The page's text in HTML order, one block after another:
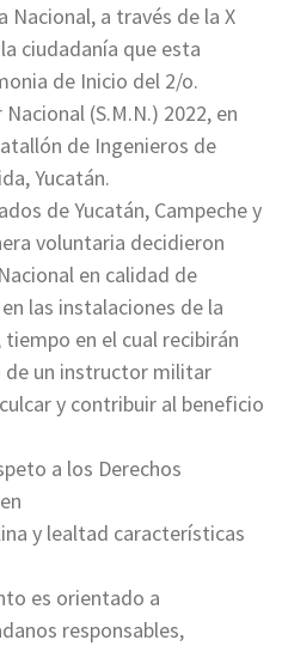
Nacional, a través de la X
ciudadanía que esta
de Inicio del 2/o.
(S.M.N.) 2022, en
de Ingenieros de
Yucatán.
de Yucatán, Campeche y
voluntaria decidieron
en calidad de
las instalaciones de la
tiempo en el cual recibirán
un instructor militar
y contribuir al beneficio
a los Derechos
y lealtad características
es orientado a
responsables,